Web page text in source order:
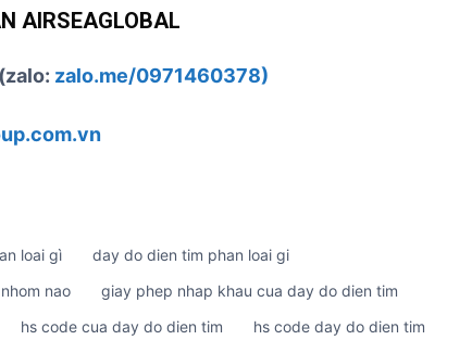
AIRSEAGLOBAL
zalo.me/0971460378)
loai gì
day do dien tim phan loai gi
nao
giay phep nhap khau cua day do dien tim
hs code cua day do dien tim
hs code day do dien tim